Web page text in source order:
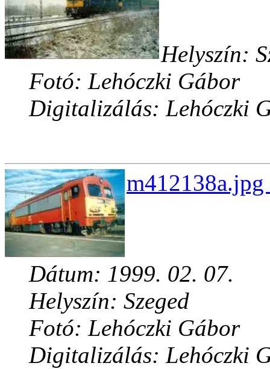
Helyszín:
Fotó: Lehóczki Gábor
Digitalizálás: Lehóczki
Dátum: 1999. 02. 07.
Helyszín: Szeged
Fotó: Lehóczki Gábor
Digitalizálás: Lehóczki